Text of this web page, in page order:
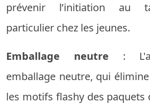
prévenir l’initiation au
particulier chez les jeunes.
Emballage neutre :
emballage neutre, qui
les motifs flashy des paquets